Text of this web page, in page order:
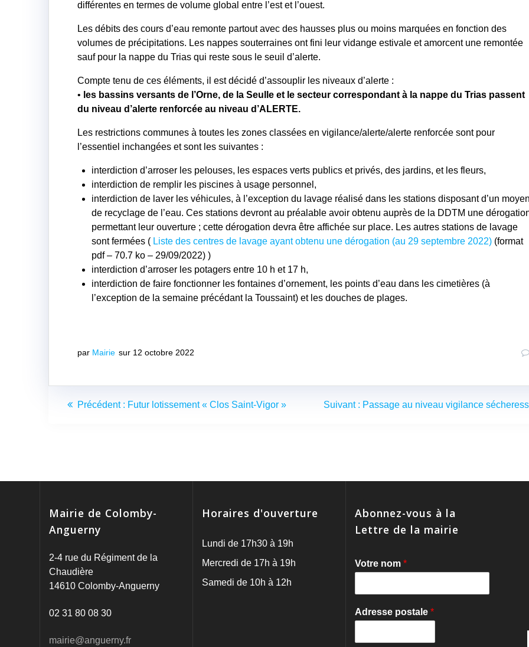
différentes en termes de volume global entre l’est et l’ouest.
Les débits des cours d’eau remonte partout avec des hausses plus ou moins marquées en fonction des
volumes de précipitations. Les nappes souterraines ont fini leur vidange estivale et amorcent une remontée
sauf pour la nappe du Trias qui reste sous le seuil d’alerte.
Compte tenu de ces éléments, il est décidé d’assouplir les niveaux d’alerte :
• les bassins versants de l’Orne, de la Seulle et le secteur correspondant à la nappe du Trias passent
du niveau d’alerte renforcée au niveau d’ALERTE.
Les restrictions communes à toutes les zones classées en vigilance/alerte/alerte renforcée sont pour
l’essentiel inchangées et sont les suivantes :
interdiction d’arroser les pelouses, les espaces verts publics et privés, des jardins, et les fleurs,
interdiction de remplir les piscines à usage personnel,
interdiction de laver les véhicules, à l’exception du lavage réalisé dans les stations disposant d’un moyen
de recyclage de l’eau. Ces stations devront au préalable avoir obtenu auprès de la DDTM une
permettant leur ouverture ; cette dérogation devra être affichée sur place. Les autres stations de lavage
sont fermées ( Liste des centres de lavage ayant obtenu une dérogation (au 29 septembre 2022) (format
pdf – 70.7 ko – 29/09/2022))
interdiction d’arroser les potagers entre 10 h et 17 h,
interdiction de faire fonctionner les fontaines d’ornement, les points d’eau dans les cimetières (à
l’exception de la semaine précédant la Toussaint) et les douches de plages.
par Mairie sur 12 octobre 2022
Navigation
Précédent : Article
Futur lotissement « Clos Saint-Vigor » Suivant : Article
Passage au niveau vigilance
Mairie de Colomby-
Anguerny
2-4 rue du Régiment de la
Chaudière
14610 Colomby-Anguerny
02 31 80 08 30
mairie@anguerny.fr
Horaires d'ouverture
Lundi de 17h30 à 19h
Mercredi de 17h à 19h
Samedi de 10h à 12h
Abonnez-vous à la
Lettre de la mairie
Votre nom *
Adresse postale *